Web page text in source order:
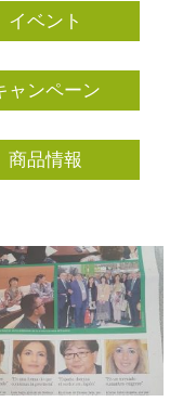
イベント
ャンペーン
商品情報